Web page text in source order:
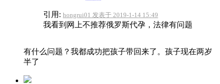
引用: hongrui01 发表于 2019-1-14 15:49
我看到网上不推荐俄罗斯代孕，法律有问题
有什么问题？我都成功把孩子带回来了。孩子现在两岁
半了